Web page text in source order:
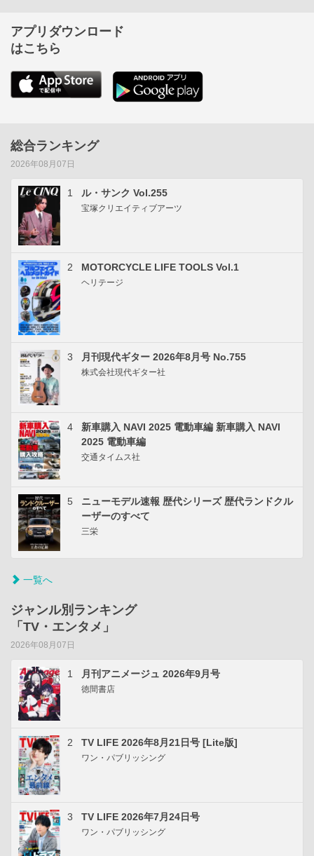
アプリダウンロード
はこちら
総合ランキング
2026年08月07日
1 ル・サンク Vol.255
宝塚クリエイティブアーツ
2 MOTORCYCLE LIFE TOOLS Vol.1
ヘリテージ
3 月刊現代ギター 2026年8月号 No.755
株式会社現代ギター社
4
新車購入 NAVI 2025 電動車編 新車購入 NAVI
2025 電動車編
交通タイムス社
5
ニューモデル速報 歴代シリーズ 歴代ランドクル
ーザーのすべて
三栄
一覧へ
ジャンル別ランキング
「TV・エンタメ」
2026年08月07日
1 月刊アニメージュ 2026年9月号
徳間書店
2 TV LIFE 2026年8月21日号 [Lite版]
ワン・パブリッシング
3 TV LIFE 2026年7月24日号
ワン・パブリッシング